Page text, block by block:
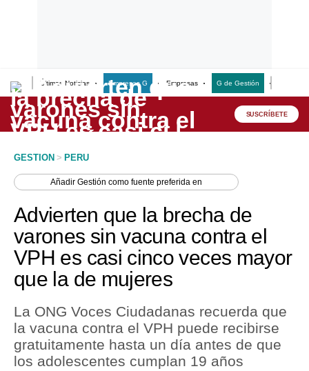
Últimas Noticias Empresas G Empresas G de Gestión
Lo último
Peru Quiosco
Economía
Mercados
Perú
Política
Tu Dinero
Finanzas Personales
SUSCRÍBETE
GESTION > PERU
AñadirGestión como fuente preferida en
Advierten que la brecha de
varones sin vacuna contra el
VPH es casi cinco veces mayor
que la de mujeres
La ONG Voces Ciudadanas recuerda que
la vacuna contra el VPH puede recibirse
gratuitamente hasta un día antes de que
los adolescentes cumplan 19 años